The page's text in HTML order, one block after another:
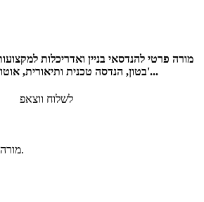
מורה פרטי להנדסאי בניין ואדריכלות
בטון, הנדסה טכנית ותיאורית, אוטוקאד סקצאפ שרטוט וכו'...
לשלוח ווצאפ